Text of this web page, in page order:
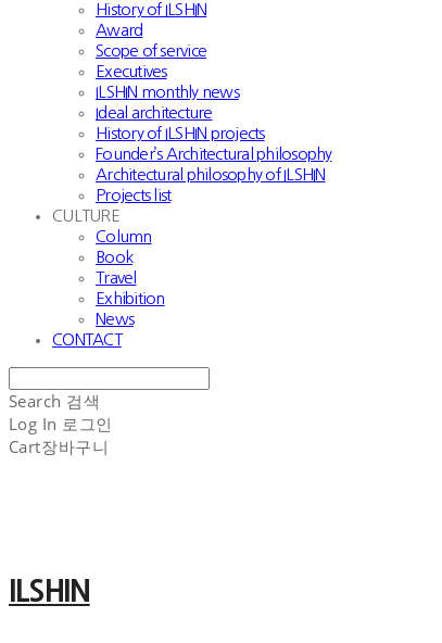
History of ILSHIN
Award
Scope of service
Executives
ILSHIN monthly news
Ideal architecture
History of ILSHIN projects
Founder’s Architectural philosophy
Architectural philosophy of ILSHIN
Projects list
CULTURE
Column
Book
Travel
Exhibition
News
CONTACT
Search 검색
Log In 로그인
Cart장바구니
ILSHIN